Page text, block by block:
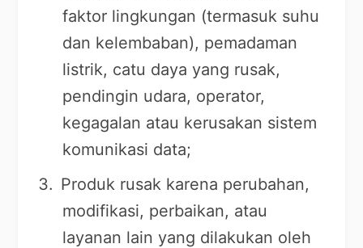
faktor lingkungan (termasuk suhu
dan kelembaban), pemadaman
listrik, catu daya yang rusak,
pendingin udara, operator,
kegagalan atau kerusakan sistem
komunikasi data;
Produk rusak karena perubahan,
modifikasi, perbaikan, atau
layanan lain yang dilakukan oleh